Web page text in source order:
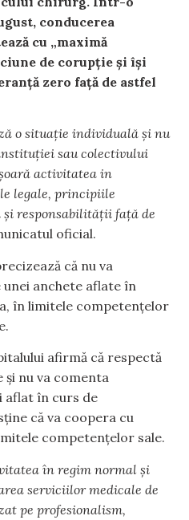
conducerea
cu „maximă
de corupție și își
zero față de astfel
o situație individuală și nu
sau colectivului
activitatea in
legale, principiile
responsabilității față de
oficial.
că nu va
anchete aflate în
în limitele competențelor
afirmă că respectă
și nu va comenta
aflat în curs de
că va coopera cu
competențelor sale.
în regim normal și
serviciilor medicale de
pe profesionalism,